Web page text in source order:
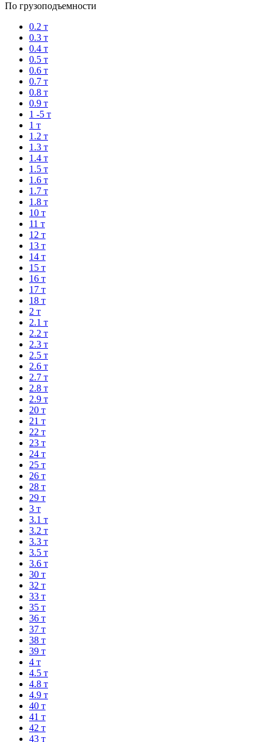
По грузоподъемности
0.2 т
0.3 т
0.4 т
0.5 т
0.6 т
0.7 т
0.8 т
0.9 т
1 -5 т
1 т
1.2 т
1.3 т
1.4 т
1.5 т
1.6 т
1.7 т
1.8 т
10 т
11 т
12 т
13 т
14 т
15 т
16 т
17 т
18 т
2 т
2.1 т
2.2 т
2.3 т
2.5 т
2.6 т
2.7 т
2.8 т
2.9 т
20 т
21 т
22 т
23 т
24 т
25 т
26 т
28 т
29 т
3 т
3.1 т
3.2 т
3.3 т
3.5 т
3.6 т
30 т
32 т
33 т
35 т
36 т
37 т
38 т
39 т
4 т
4.5 т
4.8 т
4.9 т
40 т
41 т
42 т
43 т